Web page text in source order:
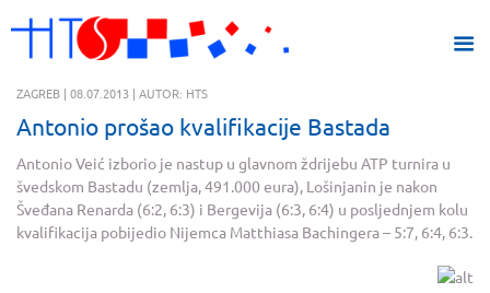
ZAGREB | 08.07.2013 | AUTOR: HTS
Antonio prošao kvalifikacije Bastada
Antonio Veić izborio je nastup u glavnom ždrijebu ATP turnira u
švedskom Bastadu (zemlja, 491.000 eura), Lošinjanin je nakon
Šveđana Renarda (6:2, 6:3) i Bergevija (6:3, 6:4) u posljednjem kolu
kvalifikacija pobijedio Nijemca Matthiasa Bachingera – 5:7, 6:4, 6:3.